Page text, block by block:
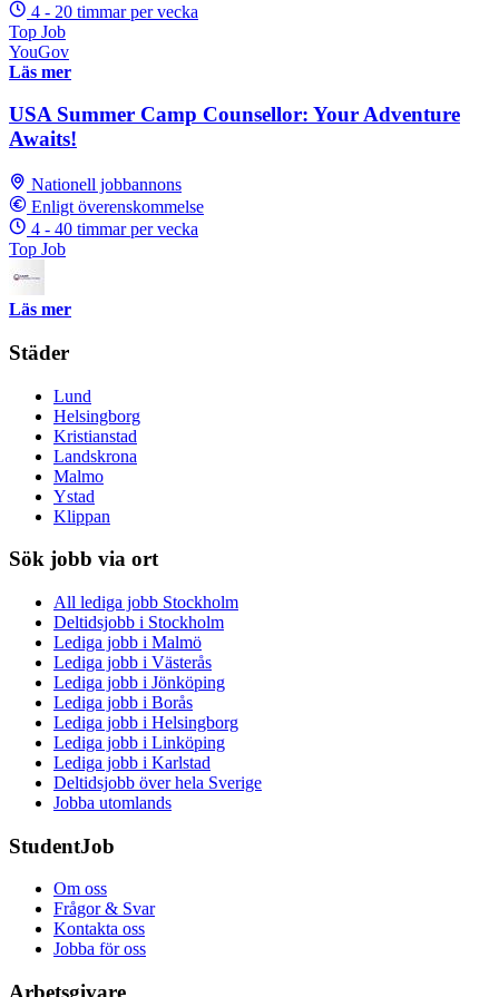
4 - 20 timmar per vecka
Top Job
YouGov
Läs mer
USA Summer Camp Counsellor: Your Adventure
Awaits!
Nationell jobbannons
Enligt överenskommelse
4 - 40 timmar per vecka
Top Job
Läs mer
Städer
Lund
Helsingborg
Kristianstad
Landskrona
Malmo
Ystad
Klippan
Sök jobb via ort
All lediga jobb Stockholm
Deltidsjobb i Stockholm
Lediga jobb i Malmö
Lediga jobb i Västerås
Lediga jobb i Jönköping
Lediga jobb i Borås
Lediga jobb i Helsingborg
Lediga jobb i Linköping
Lediga jobb i Karlstad
Deltidsjobb över hela Sverige
Jobba utomlands
StudentJob
Om oss
Frågor & Svar
Kontakta oss
Jobba för oss
Arbetsgivare